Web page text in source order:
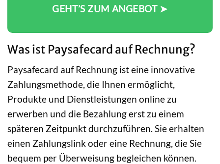
GEHT’S ZUM ANGEBOT ➤
Was ist Paysafecard auf Rechnung?
Paysafecard auf Rechnung ist eine innovative
Zahlungsmethode, die Ihnen ermöglicht,
Produkte und Dienstleistungen online zu
erwerben und die Bezahlung erst zu einem
späteren Zeitpunkt durchzuführen. Sie erhalten
einen Zahlungslink oder eine Rechnung, die Sie
bequem per Überweisung begleichen können.